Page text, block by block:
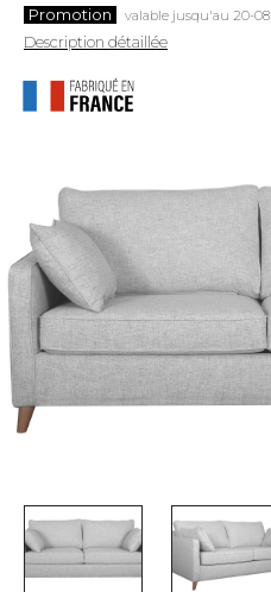
Promotion valable jusqu'au 20-08
Description détaillée